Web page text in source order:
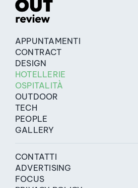
APPUNTAMENTI
CONTRACT
DESIGN
HOTELLERIE
OSPITALITÀ
OUTDOOR
TECH
PEOPLE
GALLERY
CONTATTI
ADVERTISING
FOCUS